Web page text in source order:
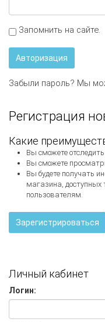
Запомнить на сайте.
Авторизация
Забыли пароль? Мы
Регистрация
Какие
Вы сможете
Вы сможете
Вы будете получать
магазина,
пользователям.
Зарегистрироваться
Личный кабинет
Логин: